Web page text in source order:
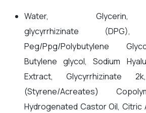
Water, Glycerin,
glycyrrhizinate (DPG),
Peg/Ppg/Polybutylene
Butylene glycol, Sodium
Extract, Glycyrrhizinate
(Styrene/Acreates)
Hydrogenated Castor Oil, Citric